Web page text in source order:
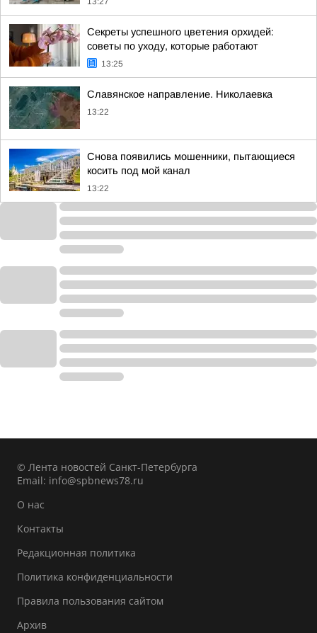
Секреты успешного цветения орхидей:
советы по уходу, которые работают
13:25
Славянское направление. Николаевка
13:22
Снова появились мошенники, пытающиеся
косить под мой канал
13:22
© Лента новостей Санкт-Петербурга
Email: info@spbnews78.ru
О нас
Контакты
Редакционная политика
Политика конфиденциальности
Правила пользования сайтом
Архив